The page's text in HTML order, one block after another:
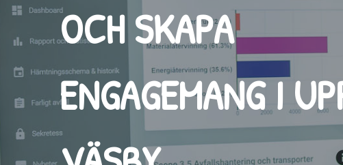
OCH SKAPA
ENGAGEMANG I